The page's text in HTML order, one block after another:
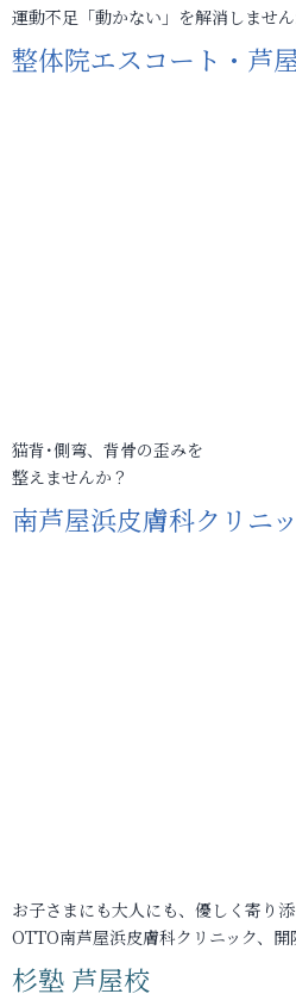
運動不足「動かない」を解消しません
整体院エスコート・芦
猫背･側弯、背骨の歪みを
整えませんか？
南芦屋浜皮膚科クリニ
お子さまにも大人にも、優しく寄り添
OTTO南芦屋浜皮膚科クリニック、開
杉塾 芦屋校